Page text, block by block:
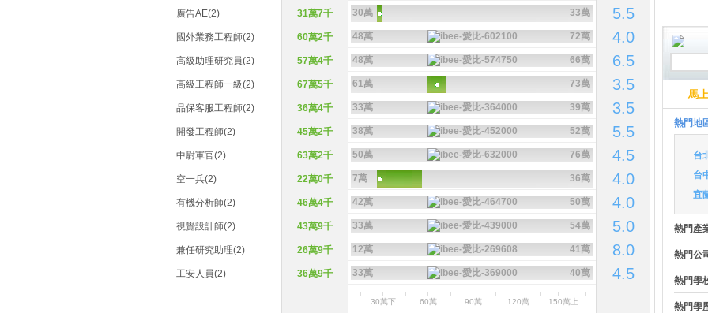
廣告AE(2) 31萬7千 30萬 33萬 5.5
國外業務工程師(2) 60萬2千 48萬 72萬 4.0
高級助理研究員(2) 57萬4千 48萬 66萬 6.5
高級工程師一級(2) 67萬5千 61萬 73萬 3.5
品保客服工程師(2) 36萬4千 33萬 39萬 3.5
開發工程師(2) 45萬2千 38萬 52萬 5.5
中尉軍官(2) 63萬2千 50萬 76萬 4.5
空一兵(2) 22萬0千 7萬 36萬 4.0
有機分析師(2) 46萬4千 42萬 50萬 4.0
視覺設計師(2) 43萬9千 33萬 54萬 5.0
兼任研究助理(2) 26萬9千 12萬 41萬 8.0
工安人員(2) 36萬9千 33萬 40萬 4.5
30萬下 60萬 90萬 120萬 150萬上
馬
熱門地
台
台
宜
熱門產
熱門公
熱門學
熱門學